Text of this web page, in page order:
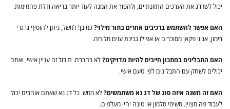
יכול לשדרג את הערכים התזונתיים, ולהפוך את המנה לעוד יותר בריאה ודלת פחמימות.
האם אפשר להשתמש ברכיבים אחרים בתור מילוי?כמובן! למשל, ניתן להוסיף גרגרי
רימון, אגוזי פקאן מסוכרים או אפילו גבינת עזים מלוחה.
האם התבלינים במתכון חייבים להיות מדויקים?לא בהכרח. תיבול זה עניין אישי, ואתם
יכולים לשחק עם התבלינים לפי טעם אישי.
האם זה משנה איזה סוג של דג נא משתמשים?לא ממש. כל דג נא שאתם אוהבים יכול
לעבוד פה מצוין. סשימי סלמון או טונה יהיו מעלפים.